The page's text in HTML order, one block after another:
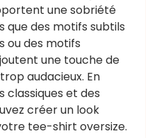
une sobriété
que des motifs subtils
ou des motifs
une touche de
audacieux. En
classiques et des
créer un look
tee-shirt oversize.